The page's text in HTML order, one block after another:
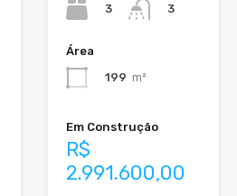
3
3
Área
199 m²
Em Construção
R$
2.991.600,00